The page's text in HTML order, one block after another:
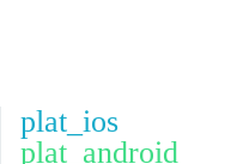
plat_ios
plat_android